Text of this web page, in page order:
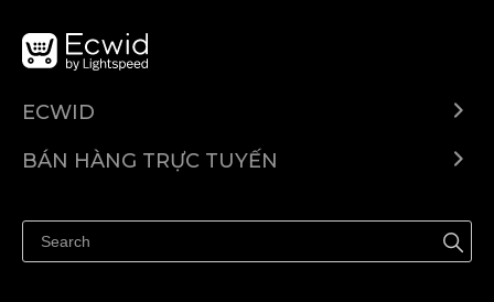
ECWID
Trung tâm trợ giúp
BÁN HÀNG TRỰC TUYẾN
Quảng bá ở bất cứ đâu
Kiểm soát mọi thứ